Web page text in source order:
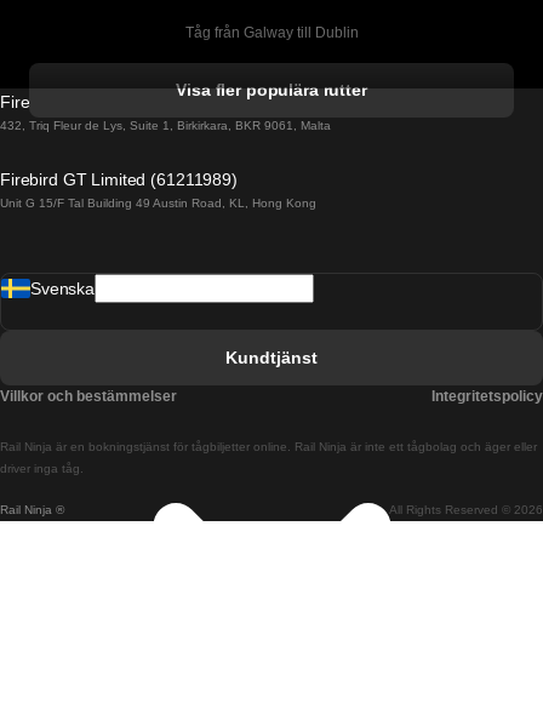
Tåg från Galway till Dublin
Tåg från Porto till Faro
Tåg från Barcelona till Madrid
Tåg från Budapest till Bratislava
Visa fler populära rutter
Firebird GT Limited (OC 1451)
432, Triq Fleur de Lys, Suite 1, Birkirkara, BKR 9061, Malta
Firebird GT Limited (61211989)
Unit G 15/F Tal Building 49 Austin Road, KL, Hong Kong
Rail Ninja ® All Rights Reserved © 2026
Rail Ninja är en bokningstjänst för tågbiljetter online. Rail Ninja är inte ett tågbolag och äger eller
driver inga tåg.
Svenska
Kundtjänst
Villkor och bestämmelser Integritetspolicy